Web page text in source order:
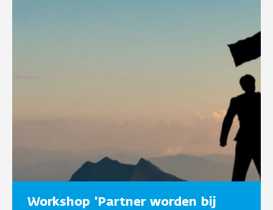
Workshop 'Partner worden bij